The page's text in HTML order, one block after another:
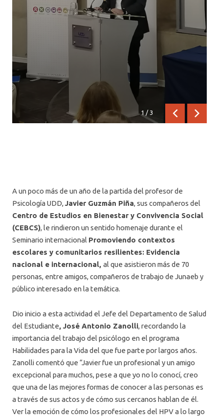
1 /3
Anterior
A un poco más de un año de la partida del profesor de
Psicología UDD, Javier Guzmán Piña, sus compañeros del
Centro de Estudios en Bienestar y Convivencia Social
(CEBCS), le rindieron un sentido homenaje durante el
Seminario internacional Promoviendo contextos
escolares y comunitarios resilientes: Evidencia
nacional e internacional, al que asistieron más de 70
personas, entre amigos, compañeros de trabajo de Junaeb y
público interesado en la temática.
Dio inicio a esta actividad el Jefe del Departamento de Salud
del Estudiante, José Antonio Zanolli, recordando la
importancia del trabajo del psicólogo en el programa
Habilidades para la Vida del que fue parte por largos años.
Zanolli comentó que “Javier fue un profesional y un amigo
excepcional para muchos, pese a que yo no lo conocí, creo
que una de las mejores formas de conocer a las personas es
a través de sus actos y de cómo sus cercanos hablan de él.
Ver la emoción de cómo los profesionales del HPV a lo largo